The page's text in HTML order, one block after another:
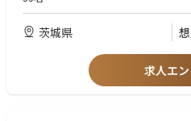
■やりがい/今後のキャリア
＜自己成長＝組織成長。チャレンジ
価値を生み出す＞
・大型の資金調達も完了し、数年後
・大手企業の高い要件に答えつつ、
・建築土木関連業務の遂行
・上記項目に係る客先・社内関係者・
・なお、上記各業務における基本設
原子力関連プラントに係る経験
国内外の原子力規制に関する知識
茨城県
求人エ